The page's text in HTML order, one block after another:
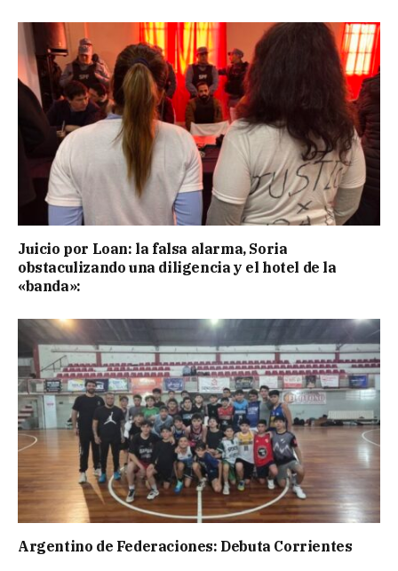
Juicio por Loan: la falsa alarma, Soria
obstaculizando una diligencia y el hotel de la
«banda»:
Argentino de Federaciones: Debuta Corrientes